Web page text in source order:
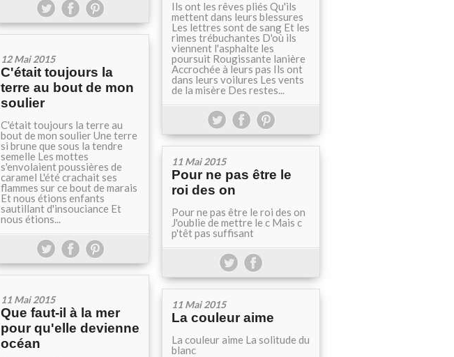
Ils ont les rêves pliés Qu'ils
mettent dans leurs blessures
Les lettres sont de sang Et les
rimes trébuchantes D'où ils
viennent l'asphalte les
poursuit Rougissante lanière
Accrochée à leurs pas Ils ont
dans leurs voilures Les vents
de la misère Des restes...
12 Mai 2015
C'était toujours la
terre au bout de mon
soulier
C'était toujours la terre au
bout de mon soulier Une terre
si brune que sous la tendre
semelle Les mottes
s'envolaient poussières de
caramel L'été crachait ses
flammes sur ce bout de marais
Et nous étions enfants
sautillant d'insouciance Et
nous étions...
11 Mai 2015
Pour ne pas être le
roi des on
Pour ne pas être le roi des on
J'oublie de mettre le c Mais c
p'têt pas suffisant
11 Mai 2015
Que faut-il à la mer
pour qu'elle devienne
océan
11 Mai 2015
La couleur aime
La couleur aime La solitude du
blanc